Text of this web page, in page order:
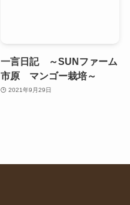
一言日記 ～SUNファーム
市原 マンゴー栽培～
2021年9月29日